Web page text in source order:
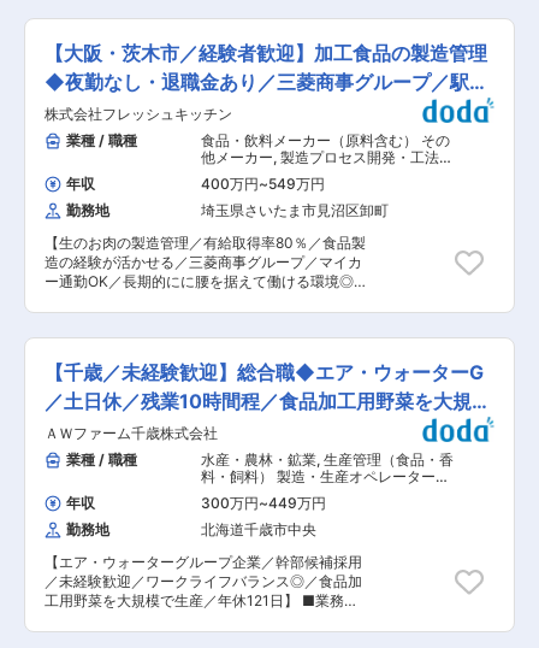
ック、パートさんのライン配置・作業指示、品質
チェックを行います。 ---昼食--- ◎午前の作業状
況を見て、配置の見直し・変更指示を出します。
◎製造現場の片づけをして、事務処理をして退
勤！ ■入社後の流れ： ・まずは、製造作業を知
っていただくために、数か月は実際にカットフル
ーツの製造ラインに入って業務を覚えていただき
ます。 ・業務を覚えたら、製造ラインでのパート
さんの管理を担当します。 ■働き方： ・１週間
ごとのシフト制※夜勤は月平均月7日前後（シーズ
ンによる） ※まずは日勤の業務を覚えていただ
き、徐々に夜勤シフトにも入っていただきます。
・年間休日：124日（基本的に週休二日制・月8〜
希望休を提出いただいており、その後1週間以内
に調整の上決定しています。 ・有給取得日数（全
仕出し弁当あり ・更衣室やロッカー、休憩室あり
変更の範囲：会社の定める業務
ライン組み立て、進捗管理 ・社員、パートのシフ
ト管理や指導等 ■業務のミッション： 以下の対
応がスムーズに行われるための全体管理 製品の品
質管理 納期に合わせた進捗管理 商品のコスト削
減 ■入社後の流れ： 入社後半年間は、商品知識
を取得するため、製造現場での勤務を通して学ん
でいただきます。業界未経験でも実務を通して、
知識を学ぶ機会があるので安心です。 ■企業の特
徴： 1990年、デイバイデイ甲府東店に創業した
精肉・惣菜店は、1994年4月「株式会社いつみ
家」として新たなスタートを切りました。 以来、
多くの方に安心しておいしく食べてもらえる惣菜
づくりで家族団らんの場へ貢献するという理念を
掲げ、企画・開発から販売までの一貫したシステ
ムを築いてきました。素材の産地にこだわり、添
加物を極力控えた商品づくりは多くの顧客に支持
も、安全でおいしい惣菜ができること、これを第
一と考え、クオリティを高めることに力を注いで
います。また豚レバーや各種惣菜のたれ、餡製品
など店舗で扱いにくい食品についても、顧客の手
間とコストを省くために商品の研究・開発を行っ
ております。 変更の範囲：会社の定める業務
【大阪・茨木市／経験者歓迎】加工食品の製造管理
◆夜勤なし・退職金あり／三菱商事グループ／駅徒
歩4分
株式会社フレッシュキッチン
業種 / 職種
食品・飲料メーカー（原料含む） その
他メーカー, 製造プロセス開発・工法開
発（食品・飲料プラント） 生産管理
（食品・香料・飼料）
年収 400万円~549万円
勤務地
埼玉県さいたま市見沼区卸町
【生のお肉の製造管理／有給取得率80％／食品製
造の経験が活かせる／三菱商事グループ／マイカ
ー通勤OK／長期的にに腰を据えて働ける環境◎】
の管理をお任せします。 ■業務内容：ご経験に合
わせて以下の業務のいずれかをお任せします。 ＜
生産管理や品質管理、生産計画の調整・進捗管理
＞ 商品ごとの生産計画の立案・調整と品質の確
認、および製造メンバー（パート）の管理も行い
ます。 ＜原料発注と在庫管理、入出庫管理＞ 生
産計画に基づき原料や資材の発注。実際の使用状
況に応じて数量の調整も行います。 ■業務のポイ
ント： ・生の鶏肉・豚肉を取り扱います。カット
や味付け、衣をつける工程でそれぞれ班に分かれ
ています。 ・1つの班で20名程度です。パートさ
んの様子を把握し、いつもと違うと感じたら声を
かけていく等コミュニケーションをとっていただ
きます。パートさんは8割女性で近所の主婦の方
が多いです。 ・製造現場での職務とデスクワーク
の比率は6:4程度です。事務所ではメールのやり
【千歳／未経験歓迎】総合職◆エア・ウォーターG
／土日休／残業10時間程／食品加工用野菜を大規模
生産
ＡＷファーム千歳株式会社
業種 / 職種
水産・農林・鉱業, 生産管理（食品・香
料・飼料） 製造・生産オペレーター
（食品・香料・飼料）
年収 300万円~449万円
勤務地
北海道千歳市中央
【エア・ウォーターグループ企業／幹部候補採用
／未経験歓迎／ワークライフバランス◎／食品加
工用野菜を大規模で生産／年休121日】 ■業務内